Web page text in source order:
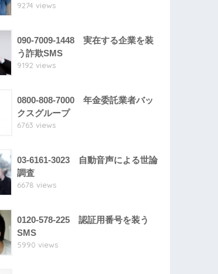
9274 views
090-7009-1448 実在する企業を装
う詐欺SMS
9192 views
0800-808-7000 年金委託業者バッ
クスグループ
6763 views
03-6161-3023 自動音声による世論
調査
6678 views
0120-578-225 認証用番号を装う
SMS
5990 views